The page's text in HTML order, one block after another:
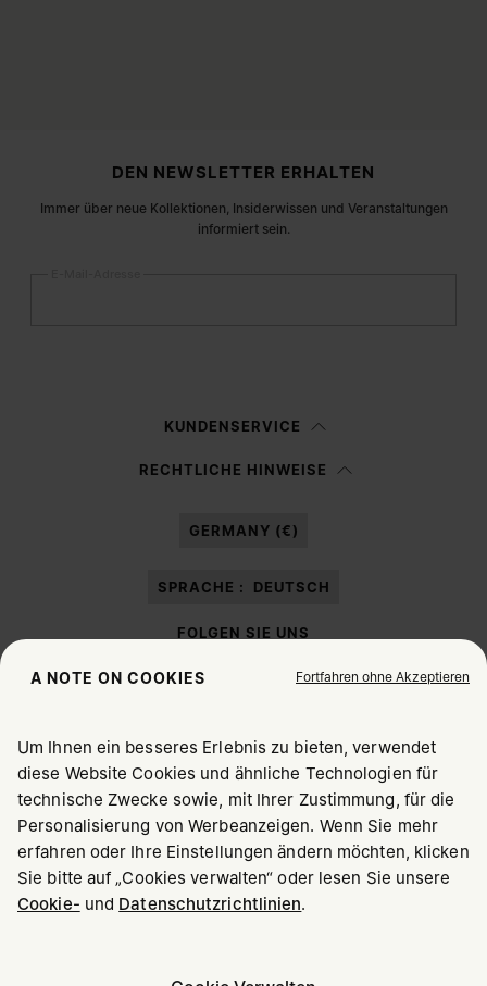
DEN NEWSLETTER ERHALTEN
Immer über neue Kollektionen, Insiderwissen und Veranstaltungen
informiert sein.
Datenschutzerklärunggelesen und willige in die Verarbeitung
KUNDENSERVICE
RECHTLICHE HINWEISE
GERMANY (€)
SPRACHE : DEUTSCH
FOLGEN SIE UNS
Maison Margiela MM6
Maison Margiela ist Mitglied von OTB
WÄHLEN SIE IHREN AUFENTHALTSORT
Offenbar sind Sie in United States. Möchten Sie Ihren
Aufenthaltsort berichtigen?
A NOTE ON COOKIES Fortfahren ohne Akzeptieren
Um Ihnen ein besseres Erlebnis zu bieten, verwendet
diese Website Cookies und ähnliche Technologien für
technische Zwecke sowie, mit Ihrer Zustimmung, für die
Personalisierung von Werbeanzeigen. Wenn Sie mehr
erfahren oder Ihre Einstellungen ändern möchten, klicken
Sie bitte auf „Cookies verwalten“ oder lesen Sie unsere
Cookie- und Datenschutzrichtlinien.